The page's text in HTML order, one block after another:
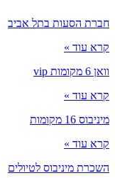
חברת הסעות בתל אביב
קרא עוד »
וואן 6 מקומות vip
קרא עוד »
מיניבוס 16 מקומות
קרא עוד »
השכרת מיניבוס לטיולים